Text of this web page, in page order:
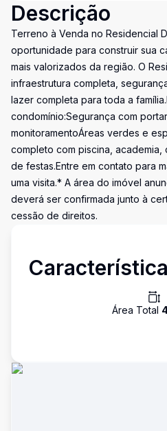
Descrição
Terreno à Venda no Residencial
oportunidade para construir sua
mais valorizados da região. O
infraestrutura completa,
lazer completa para toda a
condomínio:Segurança com
monitoramentoÁreas verdes e
completo com piscina, academia,
de festas.Entre em contato para
uma visita.* A área do imóvel
deverá ser confirmada junto à
cessão de direitos.
Área Total